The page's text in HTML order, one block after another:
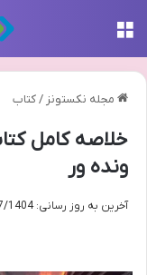
مجله نکستونز /کتاب
خلاصه کامل
ونده ور
آخرین به روز رسانی: 19/07/1404